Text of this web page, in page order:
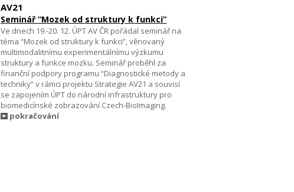
AV21
Seminář “Mozek od struktury k funkci”
Ve dnech 19.-20. 12. ÚPT AV ČR pořádal seminář na
téma “Mozek od struktury k funkci”, věnovaný
multimodalitnímu experimentálnímu výzkumu
struktury a funkce mozku. Seminář proběhl za
finanční podpory programu “Diagnostické metody a
techniky” v rámci projektu Strategie AV21 a souvisí
se zapojením ÚPT do národní infrastruktury pro
biomedicínské zobrazování Czech-BioImaging.
pokračování